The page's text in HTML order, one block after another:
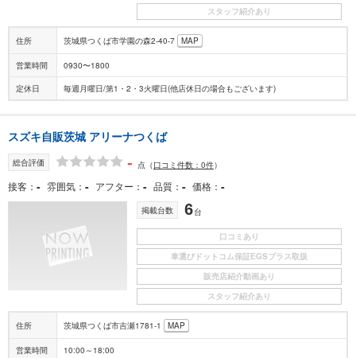
スタッフ紹介あり
住所 茨城県つくば市学園の森2-40-7 MAP
営業時間 0930〜1800
定休日 毎週月曜日/第1・2・3火曜日(他店休日の場合もございます)
スズキ自販茨城 アリーナつくば
総合評価 - 点 （口コミ件数：0件）
接客 - 雰囲気 - アフター - 品質 - 価格 -
掲載台数 6台
口コミあり
車選びドットコム保証EGSプラス取扱
販売店紹介動画あり
スタッフ紹介あり
住所 茨城県つくば市吉瀬1781-1 MAP
営業時間 10:00～18:00